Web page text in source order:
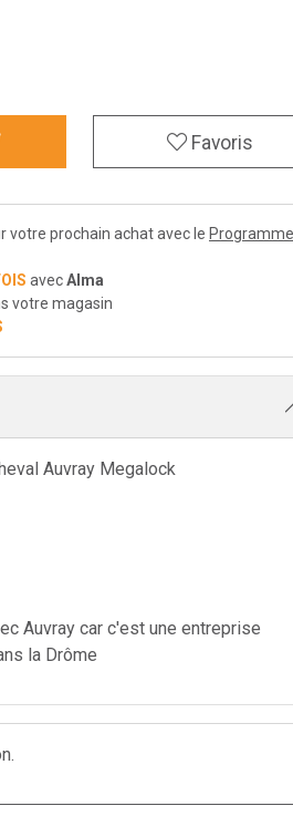
Favoris
votre prochain achat avec le Programme
avecAlma
votre magasin
Auvray Megalock
Auvray car c'est une entreprise
la Drôme